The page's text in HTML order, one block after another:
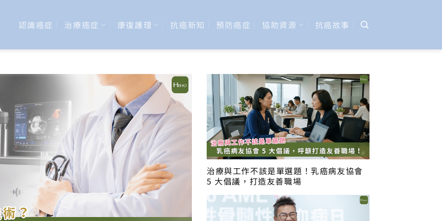
認識癌症 治療癌症 康復護理 抗癌新知 預防癌症 協助資源 抗癌故事
治療與工作不該是單選題！乳癌病友協會
5 大倡議，打造友善職場